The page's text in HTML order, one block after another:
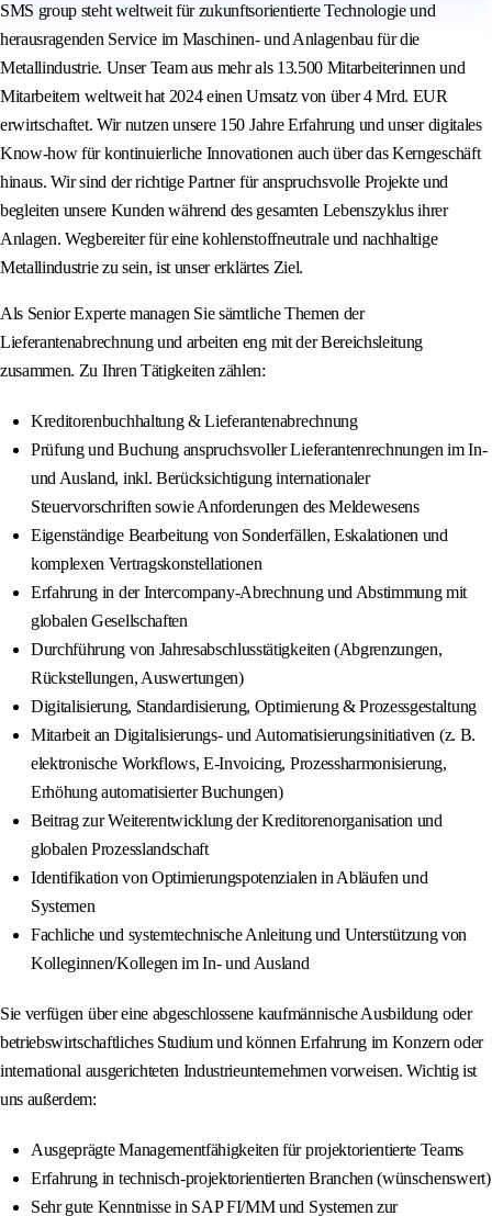
SMS group steht weltweit für zukunftsorientierte Technologie und
herausragenden Service im Maschinen- und Anlagenbau für die
Metallindustrie. Unser Team aus mehr als 13.500 Mitarbeiterinnen und
Mitarbeitern weltweit hat 2024 einen Umsatz von über 4 Mrd. EUR
erwirtschaftet. Wir nutzen unsere 150 Jahre Erfahrung und unser digitales
Know-how für kontinuierliche Innovationen auch über das Kerngeschäft
hinaus. Wir sind der richtige Partner für anspruchsvolle Projekte und
begleiten unsere Kunden während des gesamten Lebenszyklus ihrer
Anlagen. Wegbereiter für eine kohlenstoffneutrale und nachhaltige
Metallindustrie zu sein, ist unser erklärtes Ziel.
Als Senior Experte managen Sie sämtliche Themen der
Lieferantenabrechnung und arbeiten eng mit der Bereichsleitung
zusammen. Zu Ihren Tätigkeiten zählen:
Kreditorenbuchhaltung & Lieferantenabrechnung
Prüfung und Buchung anspruchsvoller Lieferantenrechnungen im In-
und Ausland, inkl. Berücksichtigung internationaler
Steuervorschriften sowie Anforderungen des Meldewesens
Eigenständige Bearbeitung von Sonderfällen, Eskalationen und
komplexen Vertragskonstellationen
Erfahrung in der Intercompany-Abrechnung und Abstimmung mit
globalen Gesellschaften
Durchführung von Jahresabschlusstätigkeiten (Abgrenzungen,
Rückstellungen, Auswertungen)
Digitalisierung, Standardisierung, Optimierung & Prozessgestaltung
Mitarbeit an Digitalisierungs- und Automatisierungsinitiativen (z. B.
elektronische Workflows, E‑Invoicing, Prozessharmonisierung,
Erhöhung automatisierter Buchungen)
Beitrag zur Weiterentwicklung der Kreditorenorganisation und
globalen Prozesslandschaft
Identifikation von Optimierungspotenzialen in Abläufen und
Systemen
Fachliche und systemtechnische Anleitung und Unterstützung von
Kolleginnen/Kollegen im In- und Ausland
Sie verfügen über eine abgeschlossene kaufmännische Ausbildung oder
betriebswirtschaftliches Studium und können Erfahrung im Konzern oder
international ausgerichteten Industrieunternehmen vorweisen. Wichtig ist
uns außerdem:
Ausgeprägte Managementfähigkeiten für projektorientierte Teams
Erfahrung in technisch-projektorientierten Branchen (wünschenswert)
Sehr gute Kenntnisse in SAP FI/MM und Systemen zur